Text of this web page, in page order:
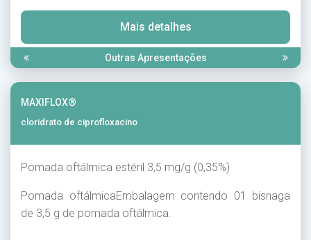
Mais detalhes
Outras Apresentações
MAXIFLOX®
cloridrato de ciprofloxacino
Pomada oftálmica estéril 3,5 mg/g (0,35%)
Pomada oftálmicaEmbalagem contendo 01 bisnaga
de 3,5 g de pomada oftálmica.